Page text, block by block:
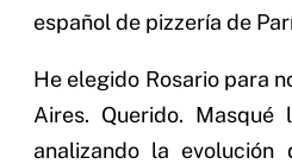
español de pizzería de
He elegido Rosario para
Aires. Querido. Masqué
analizando la